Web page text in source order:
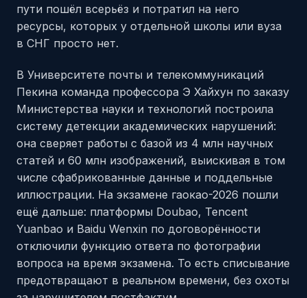
пути пошёл всерьёз и потратил на него
ресурсы, которых у отдельной школы или вуза
в СНГ просто нет.
В Университете почты и телекоммуникаций
Пекина команда профессора Э Хайхун по заказу
Министерства науки и технологий построила
систему детекции академических нарушений:
она сверяет работы с базой из 4 млн научных
статей и 60 млн изображений, выискивая в том
числе сфабрикованные данные и поддельные
иллюстрации. На экзамене гаокао-2026 пошли
ещё дальше: платформы Doubao, Tencent
Yuanbao и Baidu Wenxin по договорённости
отключили функцию ответа по фотографии
вопроса на время экзамена. То есть списывание
предотвращают в реальном времени, без охоты